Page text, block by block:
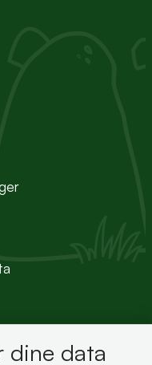
dine data